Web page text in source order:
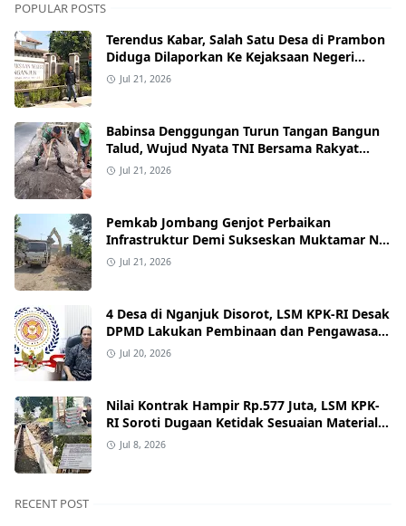
POPULAR POSTS
Terendus Kabar, Salah Satu Desa di Prambon
Diduga Dilaporkan Ke Kejaksaan Negeri
Nganjuk.
Jul 21, 2026
Babinsa Denggungan Turun Tangan Bangun
Talud, Wujud Nyata TNI Bersama Rakyat
Perkuat Akses Jalan Desa
Jul 21, 2026
Pemkab Jombang Genjot Perbaikan
Infrastruktur Demi Sukseskan Muktamar NU
ke-35 di PP Bahrul Ulum Tambakberas
Jul 21, 2026
4 Desa di Nganjuk Disorot, LSM KPK-RI Desak
DPMD Lakukan Pembinaan dan Pengawasan
Tata Kelola Desa
Jul 20, 2026
Nilai Kontrak Hampir Rp.577 Juta, LSM KPK-
RI Soroti Dugaan Ketidak Sesuaian Material
dan Lemah Pengawan Oleh DPUPR Nganjuk
Jul 8, 2026
RECENT POST